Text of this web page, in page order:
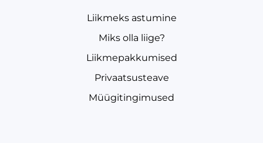
Liikmeks astumine
Miks olla liige?
Liikmepakkumised
Privaatsusteave
Müügitingimused